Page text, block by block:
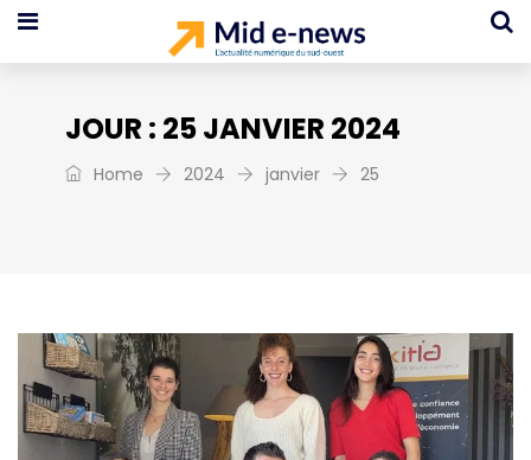
JOUR : 25 JANVIER 2024
Home 2024 janvier 25